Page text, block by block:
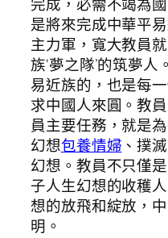
完成，必需不竭為
是將來完成中華平
主力軍，寬大教員
族‘夢之隊’的筑夢
易近族的，也是每
求中國人來圓。教
員主要任務，就是
幻想包養情婦 、撲
幻想。教員不只僅
子人生幻想的收穫
想的放飛和綻放，
明。